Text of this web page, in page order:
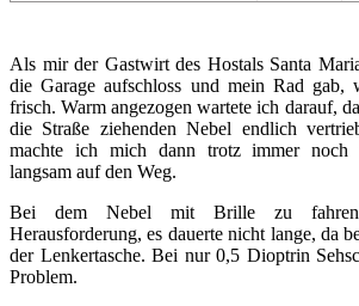
Als mir der Gastwirt des Hostals Santa
die Garage aufschloss und mein Rad gab,
frisch. Warm angezogen wartete ich darauf,
die Straße ziehenden Nebel endlich
machte ich mich dann trotz immer noch
langsam auf den Weg.
Bei dem Nebel mit Brille zu
Herausforderung, es dauerte nicht lange, da
der Lenkertasche. Bei nur 0,5 Dioptrin
Problem.